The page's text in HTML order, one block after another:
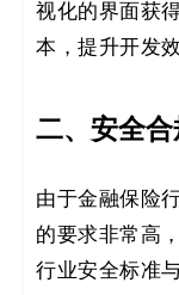
视化的界面获
本，提升开发效
二、安全
由于金融保险
的要求非常高
行业安全标准